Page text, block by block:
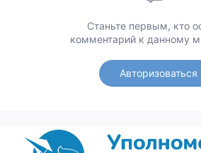
Станьте первым, кто
комментарий к данному
Авторизоваться